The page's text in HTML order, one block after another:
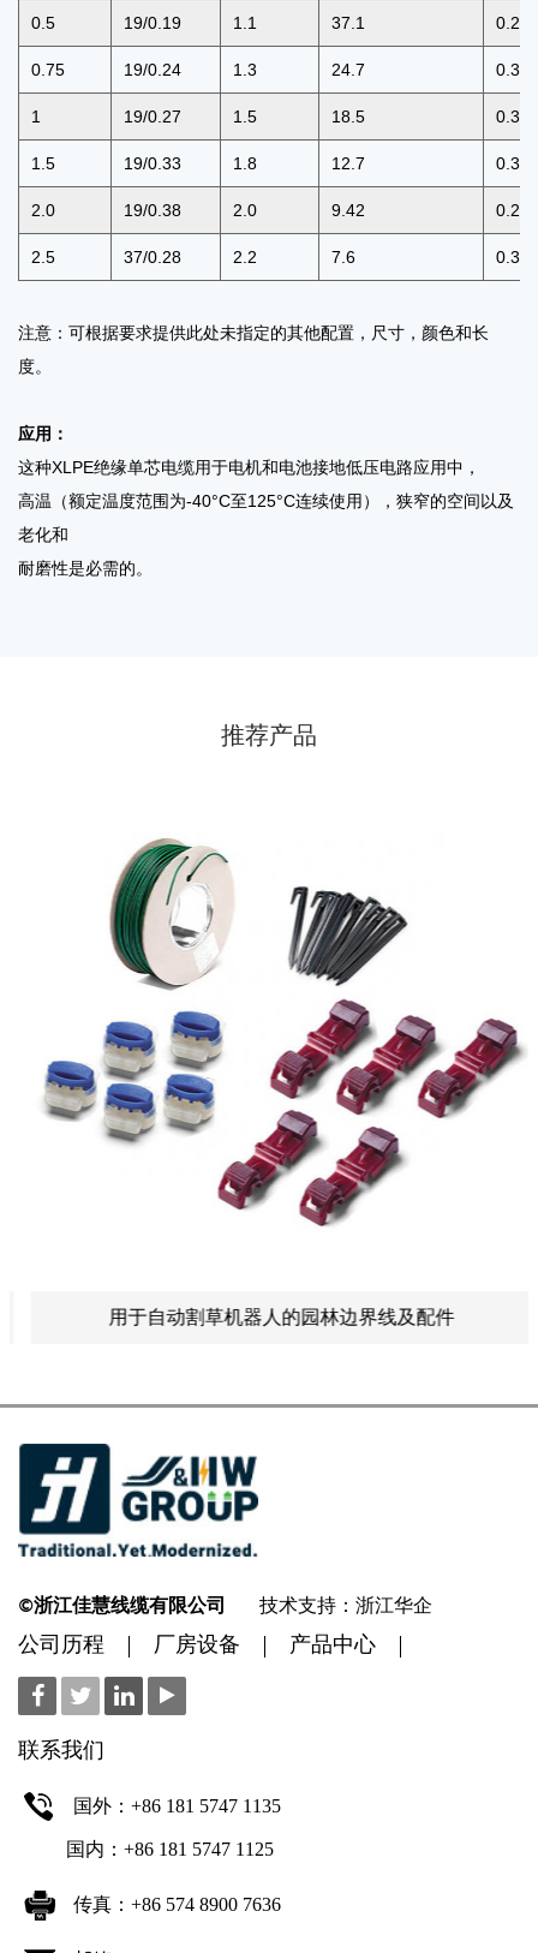
0.5 19/0.19 1.1 37.1 0.28
0.75 19/0.24 1.3 24.7 0.3
1 19/0.27 1.5 18.5 0.3
1.5 19/0.33 1.8 12.7 0.3
2.0 19/0.38 2.0 9.42 0.28
2.5 37/0.28 2.2 7.6 0.35
注意：可根据要求提供此处未指定的其他配置，尺寸，颜色和长
度。
应用：
这种XLPE绝缘单芯电缆用于电机和电池接地低压电路应用中，
高温（额定温度范围为-40°C至125°C连续使用），狭窄的空间以及
老化和
耐磨性是必需的。
推荐产品
用于自动割草机器人的园林边界线及配件
©浙江佳慧线缆有限公司 技术支持：浙江华企
公司历程 厂房设备 产品中心
联系我们
国外：+86 181 5747 1135
国内：+86 181 5747 1125
传真：+86 574 8900 7636